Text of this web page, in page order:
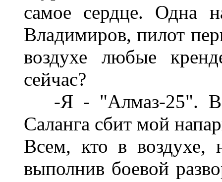
самое сердце. Одна
Владимиров, пилот
воздухе любые
сейчас?
-Я - "Алмаз-25".
Саланга сбит мой
Всем, кто в
выполнив боевой